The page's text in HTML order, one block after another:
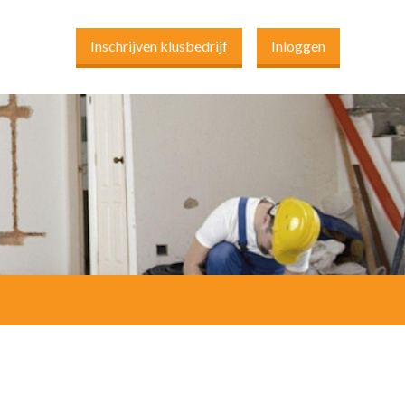
Inschrijven klusbedrijf Inloggen